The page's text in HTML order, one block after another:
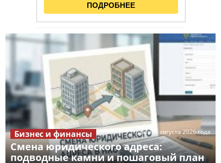
Смена юридического адреса:
подводные камни и пошаговый план
Дата: 7 августа 2026 года
Бизнес и финансы